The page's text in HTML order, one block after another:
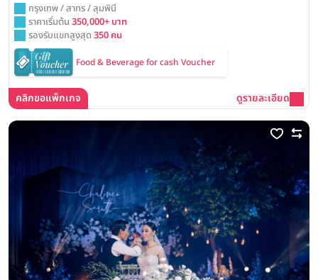
กรุงเทพ / สาทร / ลุมพินี
ราคาเริ่มต้น 350,000+ บาท
รองรับแขกสูงสุด 350 คน
Food & Beverage for cash Voucher
คลิกขอแพ็กเกจ ดูรายละเอียด